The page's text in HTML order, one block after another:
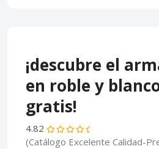
¡descubre el
en roble y
gratis!
4.82
(Catálogo Excelente Calidad-